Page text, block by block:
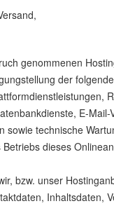
genommenen
der
E-Mail-
sowie technische
dieses
bzw. unser
Inhaltsdaten,